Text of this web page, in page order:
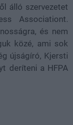
álló szervezetet
Associationt.
és nem
közé, ami sok
újságíró, Kjersti
deríteni a HFPA